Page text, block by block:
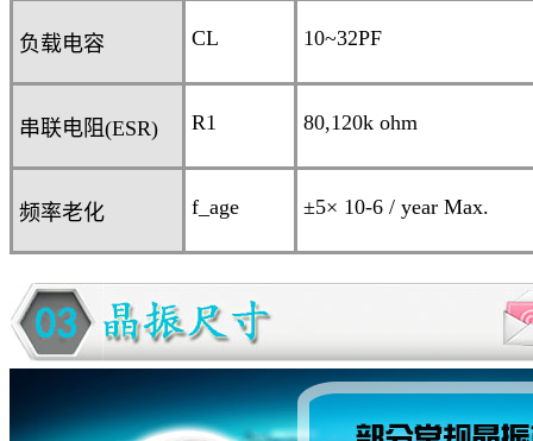
负载电容 CL 10~32PF
串联电阻(ESR) R1 80,120k ohm
频率老化 f_age ±5× 10-6 / year Max.